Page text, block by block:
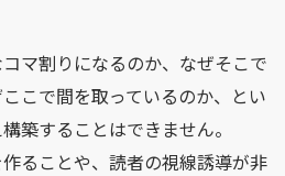
マ割りになるのか、なぜそこで
こで間を取っているのか、とい
築することはできません。
ることや、読者の視線誘導が非